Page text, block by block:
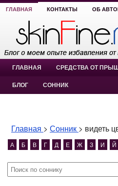
ГЛАВНАЯ КОНТАКТЫ ОБ
ГЛАВНАЯ СРЕДСТВА ОТ
БЛОГ СОННИК
Главная > Сонник > видеть
А Б В Г Д Е Ж З И Й